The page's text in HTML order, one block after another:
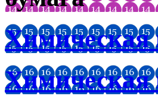
Химическая
Химическая